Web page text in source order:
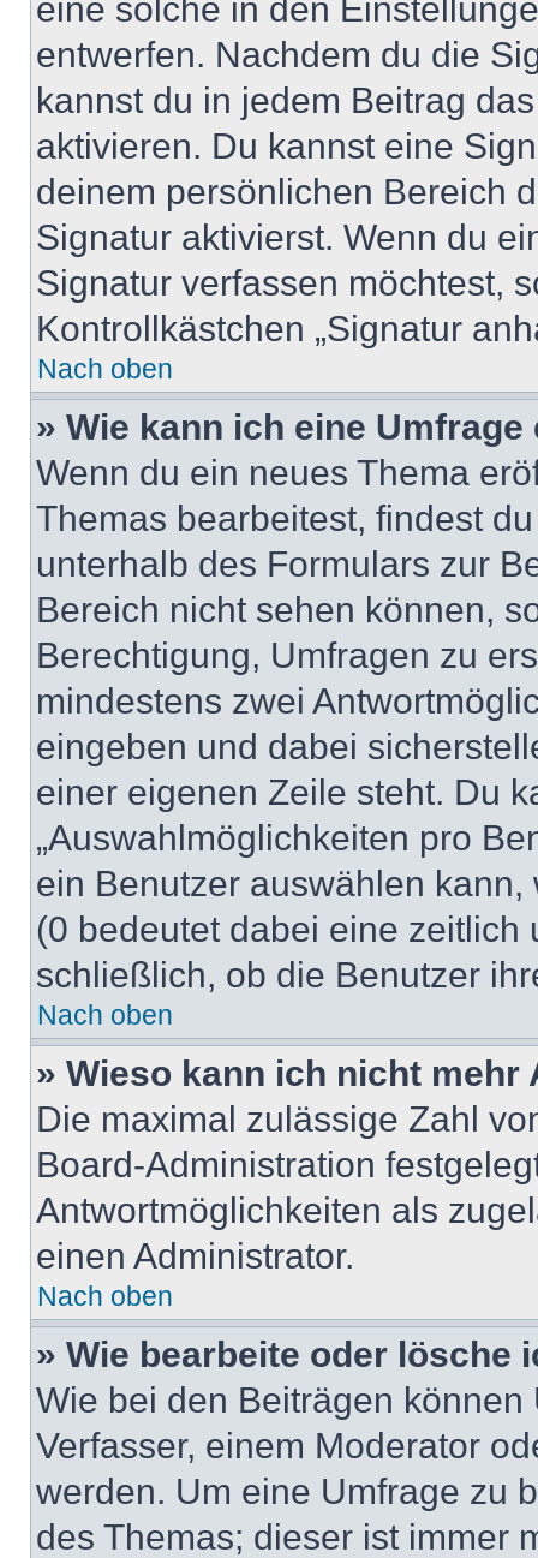
eine solche in den
entwerfen. Nachdem du die
kannst du in jedem Beitrag
aktivieren. Du kannst eine
deinem persönlichen Bereich
Signatur aktivierst. Wenn du
Signatur verfassen möchtest,
Kontrollkästchen „Signatur
Nach oben
» Wie kann ich eine
Wenn du ein neues Thema
Themas bearbeitest, findest
unterhalb des Formulars zur
Bereich nicht sehen können,
Berechtigung, Umfragen zu
mindestens zwei
eingeben und dabei
einer eigenen Zeile steht. Du
„Auswahlmöglichkeiten pro
ein Benutzer auswählen
(0 bedeutet dabei eine
schließlich, ob die Benutzer
Nach oben
» Wieso kann ich nicht
Die maximal zulässige Zahl
Board-Administration
Antwortmöglichkeiten als
einen Administrator.
Nach oben
» Wie bearbeite oder lösche
Wie bei den Beiträgen
Verfasser, einem Moderator
werden. Um eine Umfrage zu
des Themas; dieser ist immer